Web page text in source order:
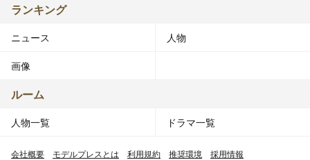
ランキング
ニュース 人物
画像
ルーム
人物一覧 ドラマ一覧
会社概要 モデルプレスとは 利用規約 推奨環境 採用情報